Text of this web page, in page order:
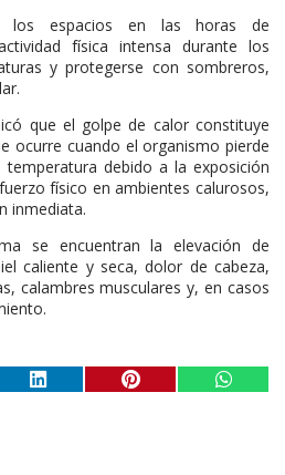
los espacios en las horas de
física intensa durante los
y protegerse con sombreros,
que el golpe de calor constituye
ocurre cuando el organismo pierde
debido a la exposición
físico en ambientes calurosos,
inmediata.
se encuentran la elevación de
caliente y seca, dolor de cabeza,
calambres musculares y, en casos